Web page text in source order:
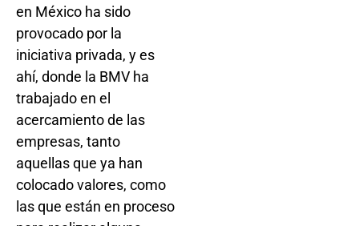
en México ha sido
provocado por la
iniciativa privada, y es
ahí, donde la BMV ha
trabajado en el
acercamiento de las
empresas, tanto
aquellas que ya han
colocado valores, como
las que están en proceso